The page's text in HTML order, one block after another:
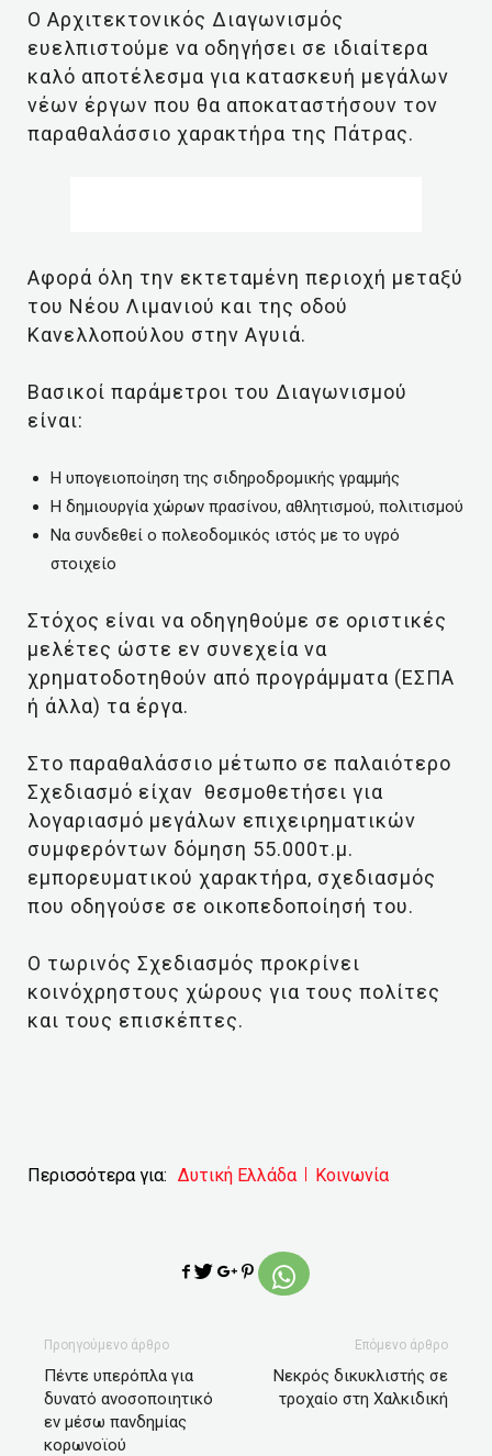
Ο Αρχιτεκτονικός Διαγωνισμός
ευελπιστούμε να οδηγήσει σε ιδιαίτερα
καλό αποτέλεσμα για κατασκευή μεγάλων
νέων έργων που θα αποκαταστήσουν τον
παραθαλάσσιο χαρακτήρα της Πάτρας.
Αφορά όλη την εκτεταμένη περιοχή μεταξύ
του Νέου Λιμανιού και της οδού
Κανελλοπούλου στην Αγυιά.
Βασικοί παράμετροι του Διαγωνισμού
είναι:
Η υπογειοποίηση της σιδηροδρομικής γραμμής
Η δημιουργία χώρων πρασίνου, αθλητισμού, πολιτισμού
Να συνδεθεί ο πολεοδομικός ιστός με το υγρό
στοιχείο
Στόχος είναι να οδηγηθούμε σε οριστικές
μελέτες ώστε εν συνεχεία να
χρηματοδοτηθούν από προγράμματα (ΕΣΠΑ
ή άλλα) τα έργα.
Στο παραθαλάσσιο μέτωπο σε παλαιότερο
Σχεδιασμό είχαν θεσμοθετήσει για
λογαριασμό μεγάλων επιχειρηματικών
συμφερόντων δόμηση 55.000τ.μ.
εμπορευματικού χαρακτήρα, σχεδιασμός
που οδηγούσε σε οικοπεδοποίησή του.
Ο τωρινός Σχεδιασμός προκρίνει
κοινόχρηστους χώρους για τους πολίτες
και τους επισκέπτες.
Περισσότερα για: Δυτική Ελλάδα Κοινωνία
Προηγούμενο άρθρο
Πέντε υπερόπλα για
δυνατό ανοσοποιητικό
εν μέσω πανδημίας
κορωνοϊού
Επόμενο άρθρο
Νεκρός δικυκλιστής σε
τροχαίο στη Χαλκιδική